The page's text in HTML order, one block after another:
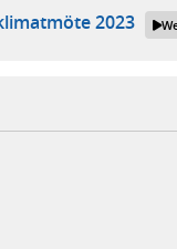
2023
i ny flik,
flik, extern
i ny flik,
din e-postklient,